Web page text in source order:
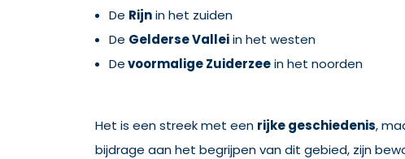
De Rijnin het zuiden
De Gelderse Valleiin het westen
Devoormalige Zuiderzeein het noorden
Het is een streek met een rijke geschiedenis,
bijdrage aan het begrijpen van dit gebied, zijn